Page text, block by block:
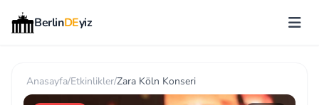
BerlinDEyiz
Anasayfa/Etkinlikler/Zara Köln Konseri